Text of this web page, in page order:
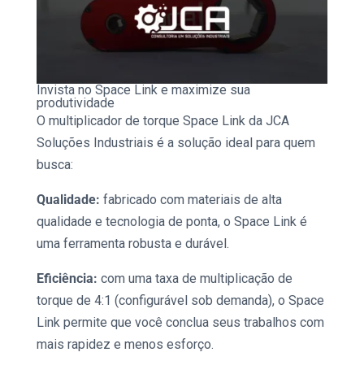
Invista no Space Link e maximize sua
produtividade
O multiplicador de torque Space Linkda JCA
Soluções Industriais é a solução ideal para quem
busca:
Qualidade: fabricado com materiais de alta
qualidade e tecnologia de ponta, o Space Link é
uma ferramenta robusta e durável.
Eficiência: com uma taxa de multiplicação de
torque de 4:1 (configurável sob demanda), o Space
Linkpermite que você conclua seus trabalhos com
mais rapidez e menos esforço.